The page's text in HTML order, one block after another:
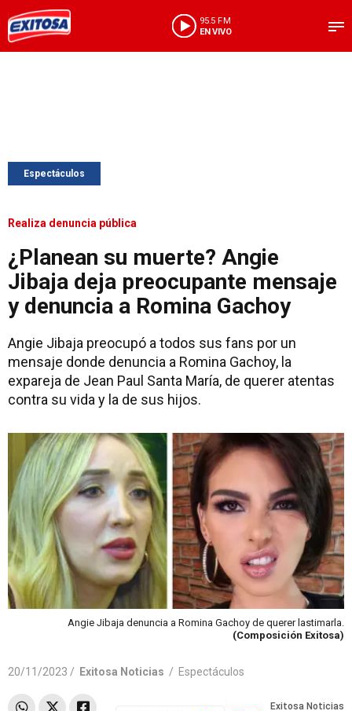
95.5 FM
EN VIVO
Espectáculos
Realiza denuncia pública
¿Planean su muerte? Angie
Jibaja deja preocupante mensaje
y denuncia a Romina Gachoy
Angie Jibaja preocupó a todos sus fans por un
mensaje donde denuncia a Romina Gachoy, la
expareja de Jean Paul Santa María, de querer atentas
contra su vida y la de sus hijos.
Angie Jibaja denuncia a Romina Gachoy de querer lastimarla.
(Composición Exitosa)
20/11/2023 / Exitosa Noticias / Espectáculos